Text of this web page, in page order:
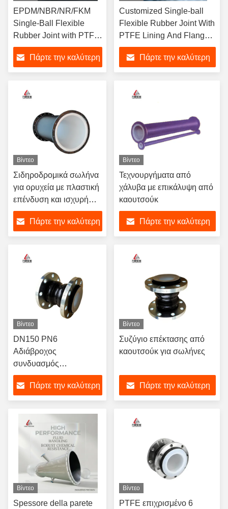
EPDM/NBR/NR/FKM
Single-Ball Flexible
Rubber Joint with PTFE
Lining, Stainless Steel
Flange Connection,
Suitable for Pressure
Construction Projects
Πάρτε την καλύτερη
Customized Single-ball
Flexible Rubber Joint With
PTFE Lining And Flanged
Connection
Πάρτε την καλύτερη
Βίντεο
Σιδηροδρομικά σωλήνα
για ορυχεία με πλαστική
επένδυση και ισχυρή
αντοχή στη διάβρωση
Πάρτε την καλύτερη
Βίντεο
Τεχνουργήματα από
χάλυβα με επικάλυψη από
καουτσούκ
Πάρτε την καλύτερη
Βίντεο
DN150 PN6
Αδιάβροχος
συνδυασμός
επεκτάσεως από
καουτσούκ διπλής
σφαίρας από PTFE
Πάρτε την καλύτερη
Βίντεο
Συζύγιο επέκτασης από
καουτσούκ για σωλήνες
Πάρτε την καλύτερη
Βίντεο
Spessore della parete
Βίντεο
PTFE επιχρισμένο 6